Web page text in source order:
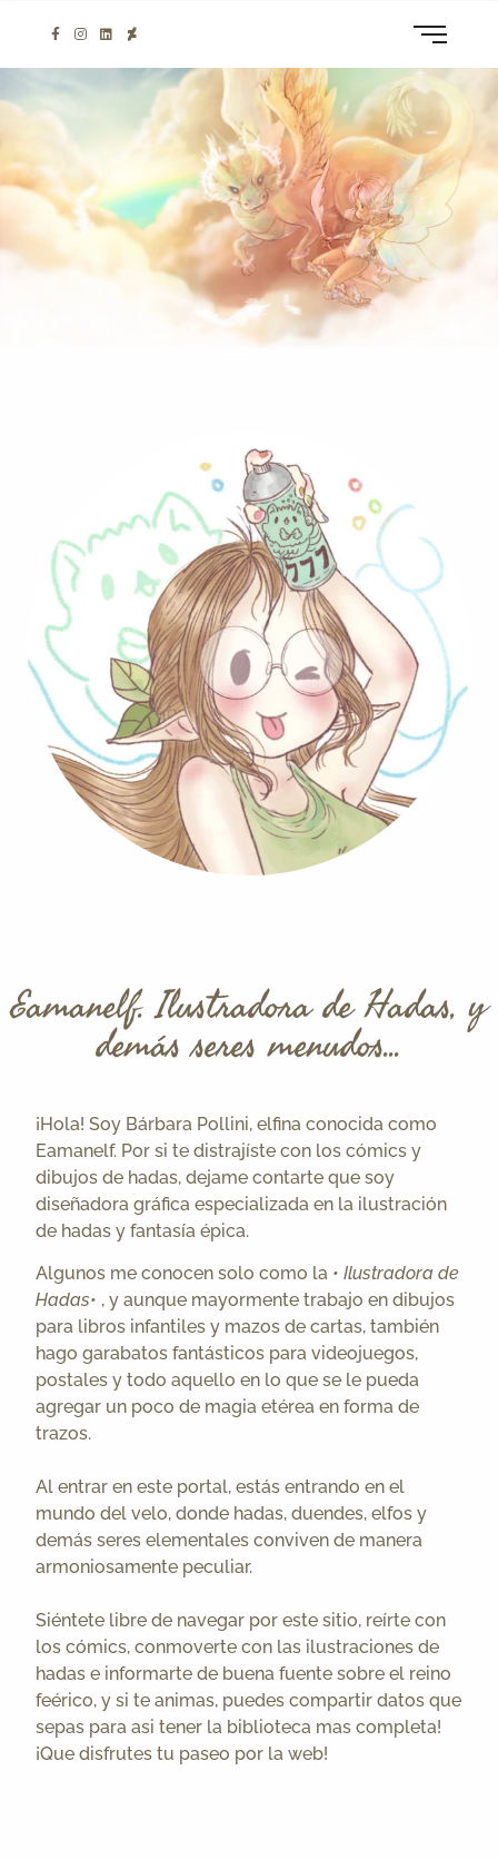
Eamanelf. Ilustradora de Hadas, y
demás seres menudos...
¡Hola! Soy Bárbara Pollini, elfina conocida como
Eamanelf. Por si te distrajíste con los cómics y
dibujos de hadas, dejame contarte que soy
diseñadora gráfica especializada en la ilustración
de hadas y fantasía épica.
Algunos me conocen solo como la • Ilustradora de
Hadas• , y aunque mayormente trabajo en dibujos
para libros infantiles y mazos de cartas, también
hago garabatos fantásticos para videojuegos,
postales y todo aquello en lo que se le pueda
agregar un poco de magia etérea en forma de
trazos.
Al entrar en este portal, estás entrando en el
mundo del velo, donde hadas, duendes, elfos y
demás seres elementales conviven de manera
armoniosamente peculiar.
Siéntete libre de navegar por este sitio, reírte con
los cómics, conmoverte con las ilustraciones de
hadas e informarte de buena fuente sobre el reino
feérico, y si te animas, puedes compartir datos que
sepas para asi tener la biblioteca mas completa!
¡Que disfrutes tu paseo por la web!